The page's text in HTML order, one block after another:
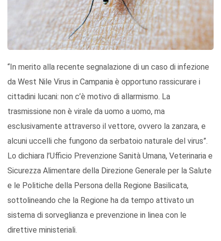
“In merito alla recente segnalazione di un caso di infezione
da West Nile Virus in Campania è opportuno rassicurare i
cittadini lucani: non c’è motivo di allarmismo. La
trasmissione non è virale da uomo a uomo, ma
esclusivamente attraverso il vettore, ovvero la zanzara, e
alcuni uccelli che fungono da serbatoio naturale del virus”.
Lo dichiara l’Ufficio Prevenzione Sanità Umana, Veterinaria e
Sicurezza Alimentare della Direzione Generale per la Salute
e le Politiche della Persona della Regione Basilicata,
sottolineando che la Regione ha da tempo attivato un
sistema di sorveglianza e prevenzione in linea con le
direttive ministeriali.